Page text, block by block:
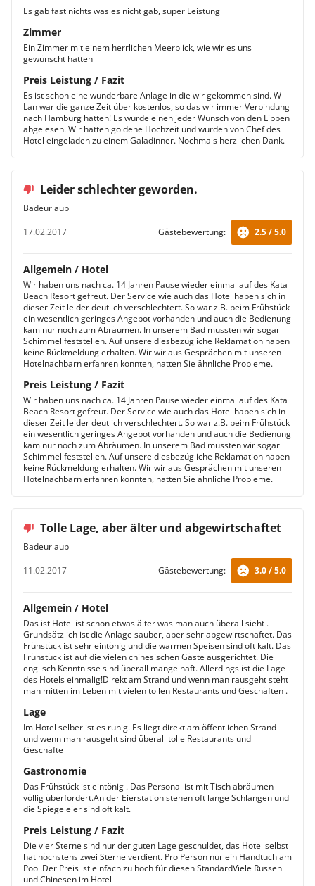
verbringen Sie in einem Kingsize-Bett und zur
Ausstattung zählen auch hier Minibar, Kühlschrank und
Fernseher.
Grand Deluxezimmer
Grand Deluxezimmern der Hotelanlage. Die
klimatisierten Unterkünfte sind mit Tee- und
Kaffeemaschine ausgestattet, verfügen über Telefon
und einen Fernseher. Im Bad finden Sie einen Föhn vor
und den Abend lassen Sie auf dem Balkon ausklingen.
verbundenen Zimmern, die über ein Doppelbett und 2
Twin-Betten verfügen. Zudem nutzen Sie hier einen
gemütlichen Wohnbereich, eine Kitchenette und einen
separaten Essbereich. Von ihrem privaten Balkon aus
genießen Sie einen hervorragenden Ausblick auf die
Es gab fast nichts was es nicht gab, super Leistung
Zimmer
Ein Zimmer mit einem herrlichen Meerblick, wie wir es uns
gewünscht hatten
Preis Leistung / Fazit
Es ist schon eine wunderbare Anlage in die wir gekommen sind. W-
Lan war die ganze Zeit über kostenlos, so das wir immer Verbindung
nach Hamburg hatten! Es wurde einen jeder Wunsch von den Lippen
abgelesen. Wir hatten goldene Hochzeit und wurden von Chef des
Hotel eingeladen zu einem Galadinner. Nochmals herzlichen Dank.
Leider schlechter geworden.
Badeurlaub
17.02.2017
Gästebewertung: 2.5 / 5.0
Allgemein / Hotel
Wir haben uns nach ca. 14 Jahren Pause wieder einmal auf des Kata
Beach Resort gefreut. Der Service wie auch das Hotel haben sich in
dieser Zeit leider deutlich verschlechtert. So war z.B. beim Frühstück
ein wesentlich geringes Angebot vorhanden und auch die Bedienung
kam nur noch zum Abräumen. In unserem Bad mussten wir sogar
Schimmel feststellen. Auf unsere diesbezügliche Reklamation haben
keine Rückmeldung erhalten. Wir wir aus Gesprächen mit unseren
Hotelnachbarn erfahren konnten, hatten Sie ähnliche Probleme.
Preis Leistung / Fazit
Wir haben uns nach ca. 14 Jahren Pause wieder einmal auf des Kata
Beach Resort gefreut. Der Service wie auch das Hotel haben sich in
dieser Zeit leider deutlich verschlechtert. So war z.B. beim Frühstück
ein wesentlich geringes Angebot vorhanden und auch die Bedienung
kam nur noch zum Abräumen. In unserem Bad mussten wir sogar
Schimmel feststellen. Auf unsere diesbezügliche Reklamation haben
keine Rückmeldung erhalten. Wir wir aus Gesprächen mit unseren
Hotelnachbarn erfahren konnten, hatten Sie ähnliche Probleme.
Tolle Lage, aber älter und abgewirtschaftet
Badeurlaub
11.02.2017
Gästebewertung: 3.0 / 5.0
Allgemein / Hotel
Das ist Hotel ist schon etwas älter was man auch überall sieht .
Grundsätzlich ist die Anlage sauber, aber sehr abgewirtschaftet. Das
Frühstück ist sehr eintönig und die warmen Speisen sind oft kalt. Das
Frühstück ist auf die vielen chinesischen Gäste ausgerichtet. Die
englisch Kenntnisse sind überall mangelhaft. Allerdings ist die Lage
des Hotels einmalig!Direkt am Strand und wenn man rausgeht steht
man mitten im Leben mit vielen tollen Restaurants und Geschäften .
Lage
Im Hotel selber ist es ruhig. Es liegt direkt am öffentlichen Strand
und wenn man rausgeht sind überall tolle Restaurants und
Geschäfte
Gastronomie
Das Frühstück ist eintönig . Das Personal ist mit Tisch abräumen
völlig überfordert.An der Eierstation stehen oft lange Schlangen und
die Spiegeleier sind oft kalt.
Preis Leistung / Fazit
Die vier Sterne sind nur der guten Lage geschuldet, das Hotel selbst
hat höchstens zwei Sterne verdient. Pro Person nur ein Handtuch am
Pool.Der Preis ist einfach zu hoch für diesen StandardViele Russen
und Chinesen im Hotel